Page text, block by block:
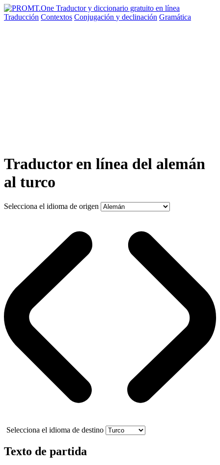
Traducción Contextos Conjugación y declinación Gramática
Traductor en línea del alemán
al turco
Selecciona el idioma de origen
Selecciona el idioma de destino
Texto de partida